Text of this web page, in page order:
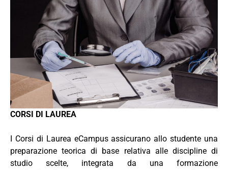
CORSI DI LAUREA
I Corsi di Laurea eCampus assicurano allo studente una
preparazione teorica di base relativa alle discipline di
studio scelte, integrata da una formazione